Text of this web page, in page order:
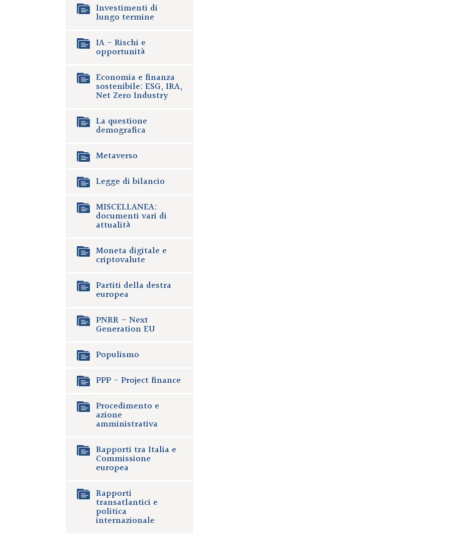
Investimenti di
lungo termine
IA - Rischi e
opportunità
Economia e finanza
sostenibile: ESG, IRA,
Net Zero Industry
La questione
demografica
Metaverso
Legge di bilancio
MISCELLANEA:
documenti vari di
attualità
Moneta digitale e
criptovalute
Partiti della destra
europea
PNRR – Next
Generation EU
Populismo
PPP - Project finance
Procedimento e
azione
amministrativa
Rapporti tra Italia e
Commissione
europea
Rapporti
transatlantici e
politica
internazionale